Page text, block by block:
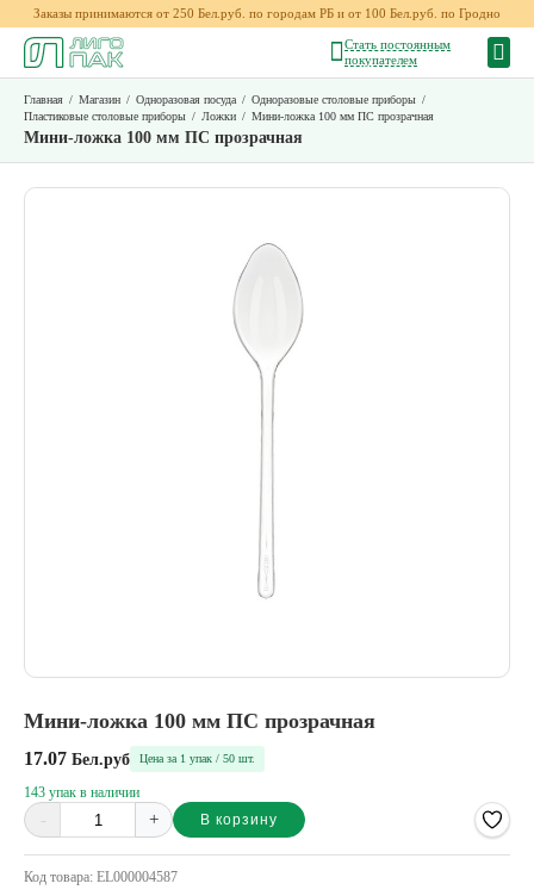
Заказы принимаются от 250 Бел.руб. по городам РБ и от 100 Бел.руб. по Гродно
Стать постоянным
покупателем
Главная / Магазин / Одноразовая посуда / Одноразовые столовые приборы /
Пластиковые столовые приборы / Ложки / Мини-ложка 100 мм ПС прозрачная
Мини-ложка 100 мм ПС прозрачная
Мини-ложка 100 мм ПС прозрачная
17.07 Бел.руб Цена за 1 упак / 50 шт.
143 упак в наличии
- + В корзину
Alternative:
Код товара: EL000004587